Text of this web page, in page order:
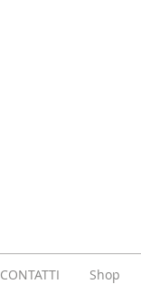
CONTATTI Shop